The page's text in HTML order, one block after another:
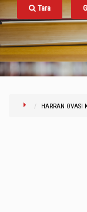
Tara
HARRAN OVASI